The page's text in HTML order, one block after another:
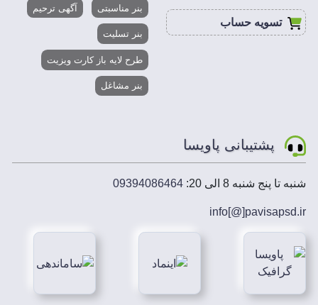
تسویه حساب
بنر مناسبتی آگهی ترحیم
بنر تسلیت
طرح لایه باز کارت ویزیت
بنر مشاغل
پشتیبانی پاویسا
شنبه تا پنج شنبه 8 الی 20: 09394086464
info[@]pavisapsd.ir